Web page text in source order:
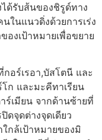
ด้รับส้นของชิรูด์ทาง
ในแนวดิ่งด้วยการเร่ง
องเป้าหมายเพื่อขยาย
อร์เรอา,บัสโตนี และ
ก และมะคีทาเรียน
ร์เมียน จากด้านซ้ายที่
ดจุดต่างจุดเดียว
กล้เป้าหมายของมิ